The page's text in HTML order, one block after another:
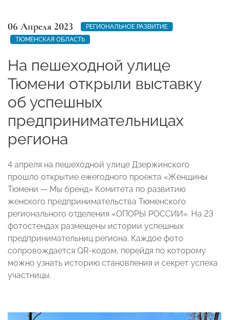
06 Апреля 2023
РЕГИОНАЛЬНОЕ РАЗВИТИЕ
ТЮМЕНСКАЯ ОБЛАСТЬ
На пешеходной улице
Тюмени открыли выставку
об успешных
предпринимательницах
региона
4 апреля на пешеходной улице Дзержинского
прошло открытие ежегодного проекта «Женщины
Тюмени — Мы бренд» Комитета по развитию
женского предпринимательства Тюменского
регионального отделения «ОПОРЫ РОССИИ». На 23
фотостендах размещены истории успешных
предпринимательниц региона. Каждое фото
сопровождается QR-кодом, перейдя по которому
можно узнать историю становления и секрет успеха
участницы.